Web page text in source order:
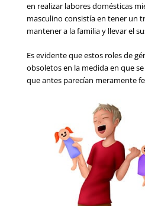
en realizar labores domésticas
masculino consistía en tener un
mantener a la familia y llevar el
Es evidente que estos roles de
obsoletos en la medida en que
que antes parecían meramente